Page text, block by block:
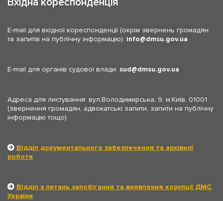
E-mail для вхідної кореспонденції (окрім звернень громадян
та запитів на публічну інформацію): info dmsu.gov.ua
E-mail для органів судової влади: sud dmsu.gov.ua
Адреса для листування: вул.Володимирська, 9, м.Київ, 01001
(звернення громадян, адвокатські запити, запити на публічну
інформацію тощо)
Відділ документального забезпечення та архівної
роботи
Відділ з питань запобігання та виявлення корупції ДМС
України